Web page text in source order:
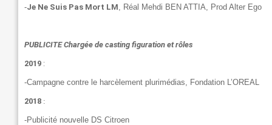
-Je Ne Suis Pas Mort LM, Réal Mehdi BEN ATTIA, Prod Alter Ego
PUBLICITE Chargée de casting figuration et rôles
2019 :
-Campagne contre le harcèlement plurimédias, Fondation L’OREAL
2018 :
-Publicité nouvelle DS Citroen